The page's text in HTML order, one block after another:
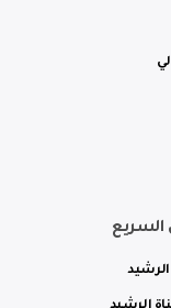
السريع
الرشيد